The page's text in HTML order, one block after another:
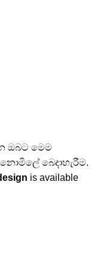
ඔබට මෙම
බෙදාහැරීම.
is available